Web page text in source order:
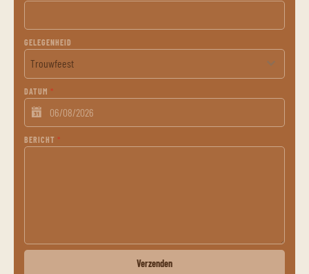
GELEGENHEID
Trouwfeest
DATUM *
BERICHT *
Verzenden